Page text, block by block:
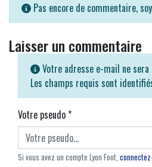
Pas encore de commentaire,
Laisser un commentaire
Votre adresse e-mail ne sera
Les champs requis sont
Votre pseudo*
Si vous avez un compte Lyon Foot,